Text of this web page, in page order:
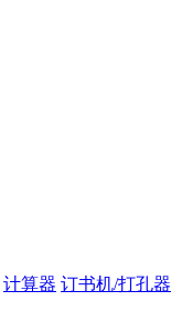
计算器 订书机/打孔器